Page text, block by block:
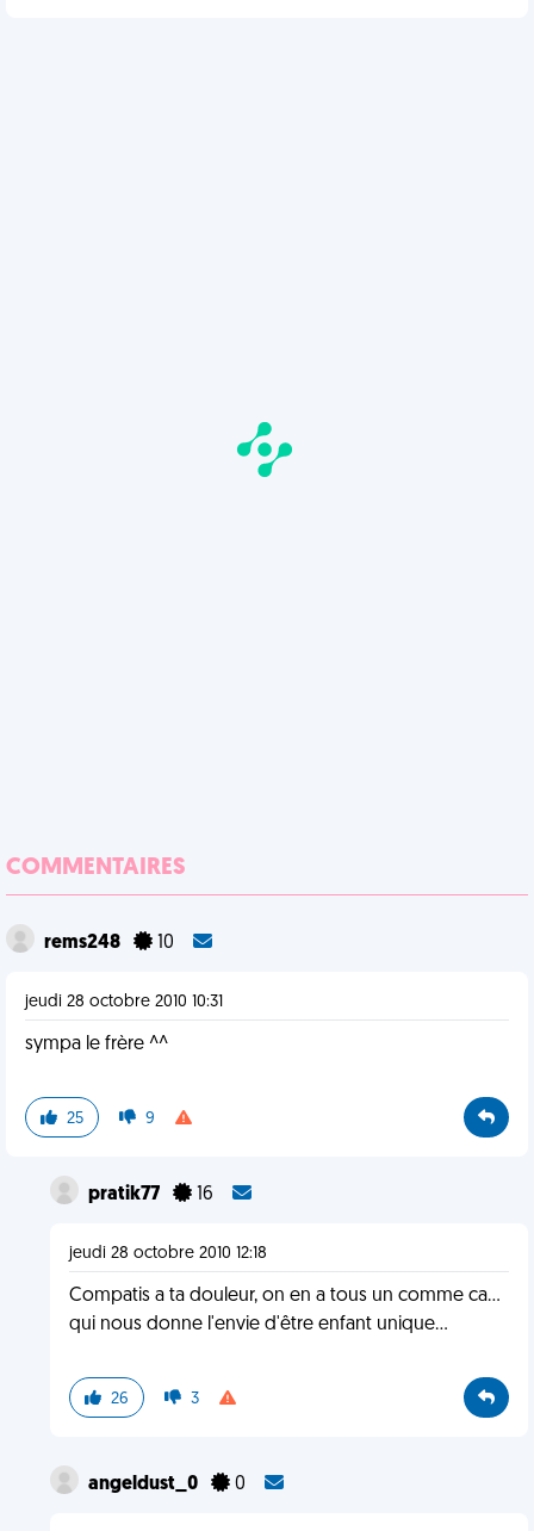
COMMENTAIRES
rems248 10
jeudi 28 octobre 2010 10:31
sympa le frère ^^
25 9
pratik77 16
jeudi 28 octobre 2010 12:18
Compatis a ta douleur, on en a tous un comme ca...
qui nous donne l'envie d'être enfant unique...
26 3
angeldust_0 0